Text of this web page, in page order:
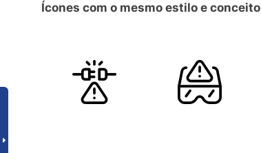
Ícones com o mesmo estilo e conceito